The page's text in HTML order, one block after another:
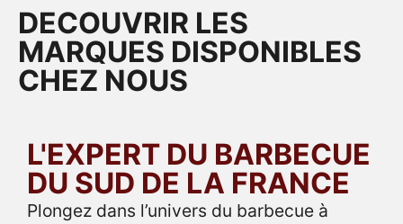
DECOUVRIR LES
MARQUES DISPONIBLES
CHEZ NOUS
L'EXPERT DU BARBECUE
DU SUD DE LA FRANCE
Plongez dans l’univers du barbecue à